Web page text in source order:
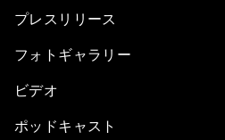
プレスリリース
フォトギャラリー
ビデオ
ポッドキャスト